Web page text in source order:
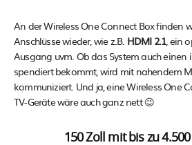
An der Wireless One Connect Box finden
Anschlüsse wieder, wie z.B. HDMI 2.1, ein
Ausgang uvm. Ob das System auch einen
spendiert bekommt, wird mit nahendem
kommuniziert. Und ja, eine Wireless One
TV-Geräte wäre auch ganz nett 😉
150 Zoll mit bis zu